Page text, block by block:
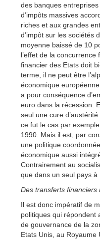
des banques
d’impôts massives
riches et aux grandes
d’impôt sur les sociétés
moyenne baissé de 10
l’effet de la
financier des Etats doit
terme, il ne peut être
économique
a pour conséquence
euro dans la récession.
seul une cure
ce fut le cas par
1990. Mais il est, par
une politique
économique aussi
Contrairement au
que dans un seul pays à
Des transferts financiers
Il est donc impératif de
politiques qui répondent
de gouvernance de la
Etats Unis, au Royaume